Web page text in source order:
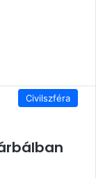
Civilszféra